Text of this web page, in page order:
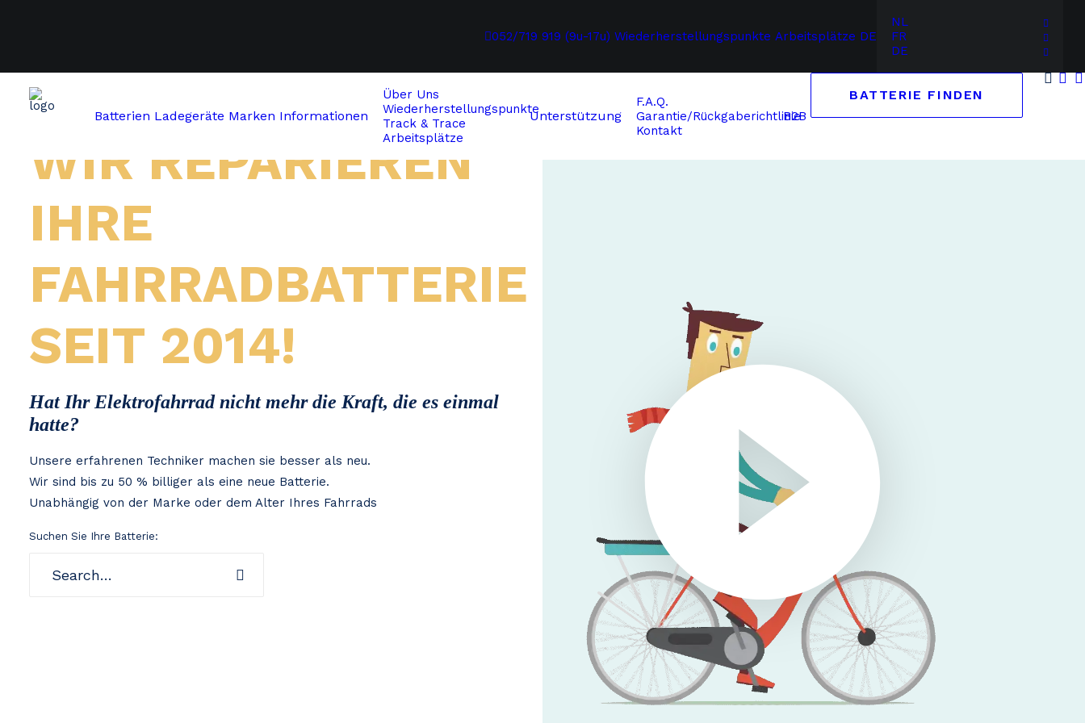
052/719 919 (9u-17u) Wiederherstellungspunkte Arbeitsplätze DE
NL
FR
DE
Batterien Ladegeräte Marken Informationen
Über Uns
Wiederherstellungspunkte
Track & Trace
Arbeitsplätze
Unterstützung
F.A.Q.
Garantie/Rückgaberichtlinie
Kontakt
B2B
BATTERIE FINDEN
WIR REPARIEREN
IHRE
FAHRRADBATTERIE
SEIT 2014!
Hat Ihr Elektrofahrrad nicht mehr die Kraft, die es einmal
hatte?
Unsere erfahrenen Techniker machen sie besser als neu.
Wir sind bis zu 50 % billiger als eine neue Batterie.
Unabhängig von der Marke oder dem Alter Ihres Fahrrads
Suchen Sie Ihre Batterie: